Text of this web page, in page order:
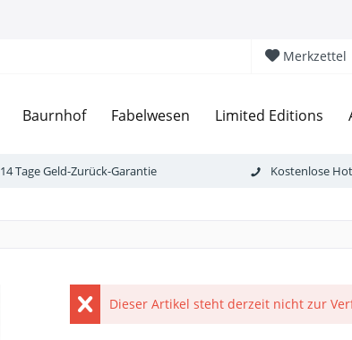
Merkzettel
Baurnhof Fabelwesen Limited Editions
14 Tage Geld-Zurück-Garantie Kostenlose
Dieser Artikel steht derzeit nicht zur